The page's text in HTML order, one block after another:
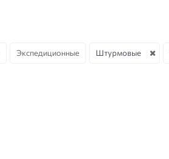
Экспедиционные Штурмовые